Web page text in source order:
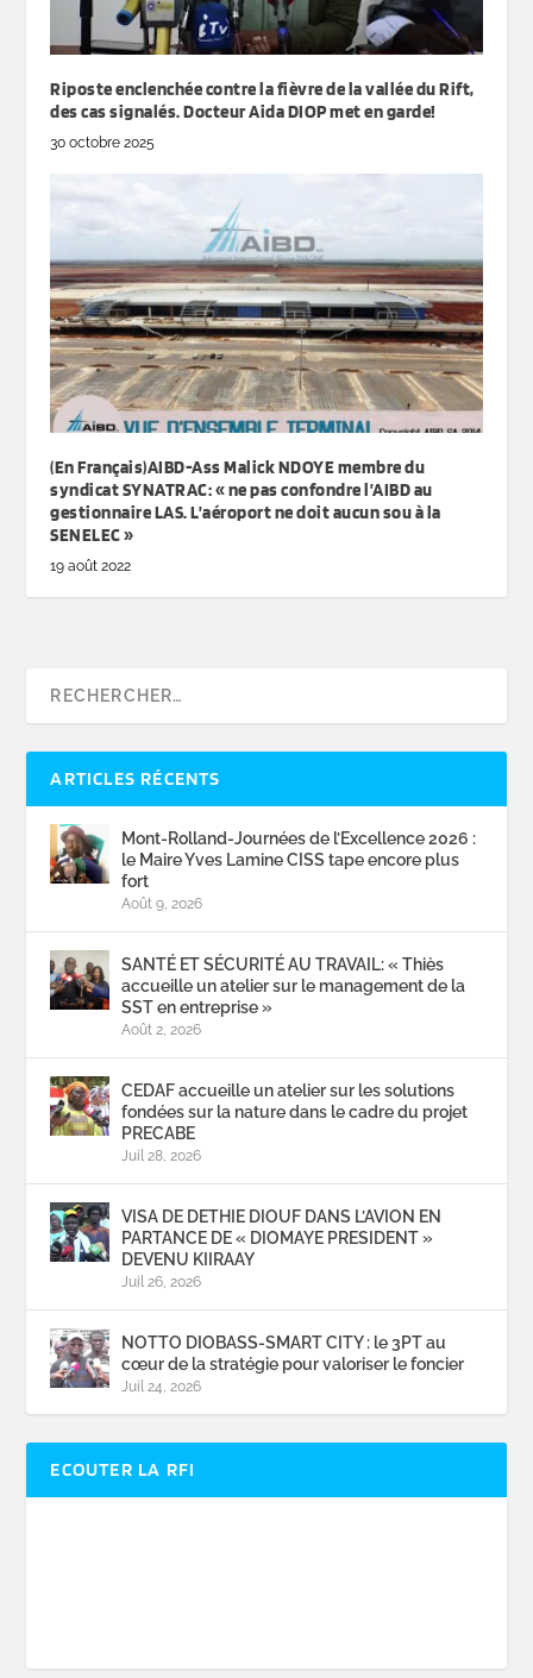
Riposte enclenchée contre la fièvre de la vallée du Rift,
des cas signalés. Docteur Aida DIOP met en garde!
30 octobre 2025
(En Français)AIBD-Ass Malick NDOYE membre du
syndicat SYNATRAC: « ne pas confondre l’AIBD au
gestionnaire LAS. L’aéroport ne doit aucun sou à la
SENELEC »
19 août 2022
ARTICLES RÉCENTS
Mont-Rolland-Journées de l’Excellence 2026 :
le Maire Yves Lamine CISS tape encore plus
fort
Août 9, 2026
SANTÉ ET SÉCURITÉ AU TRAVAIL: « Thiès
accueille un atelier sur le management de la
SST en entreprise »
Août 2, 2026
CEDAF accueille un atelier sur les solutions
fondées sur la nature dans le cadre du projet
PRECABE
Juil 28, 2026
VISA DE DETHIE DIOUF DANS L’AVION EN
PARTANCE DE « DIOMAYE PRESIDENT »
DEVENU KIIRAAY
Juil 26, 2026
NOTTO DIOBASS-SMART CITY : le 3PT au
cœur de la stratégie pour valoriser le foncier
Juil 24, 2026
ECOUTER LA RFI